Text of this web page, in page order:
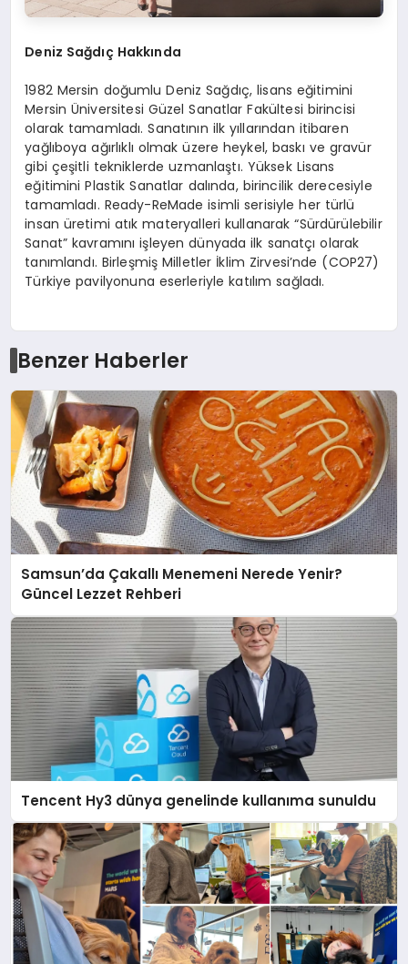
Deniz Sağdıç Hakkında
1982 Mersin doğumlu Deniz Sağdıç, lisans eğitimini
Mersin Üniversitesi Güzel Sanatlar Fakültesi birincisi
olarak tamamladı. Sanatının ilk yıllarından itibaren
yağlıboya ağırlıklı olmak üzere heykel, baskı ve gravür
gibi çeşitli tekniklerde uzmanlaştı. Yüksek Lisans
eğitimini Plastik Sanatlar dalında, birincilik derecesiyle
tamamladı. Ready-ReMade isimli serisiyle her türlü
insan üretimi atık materyalleri kullanarak “Sürdürülebilir
Sanat” kavramını işleyen dünyada ilk sanatçı olarak
tanımlandı. Birleşmiş Milletler İklim Zirvesi’nde (COP27)
Türkiye pavilyonuna eserleriyle katılım sağladı.
Benzer Haberler
Samsun’da Çakallı Menemeni Nerede Yenir?
Güncel Lezzet Rehberi
Tencent Hy3 dünya genelinde kullanıma sunuldu